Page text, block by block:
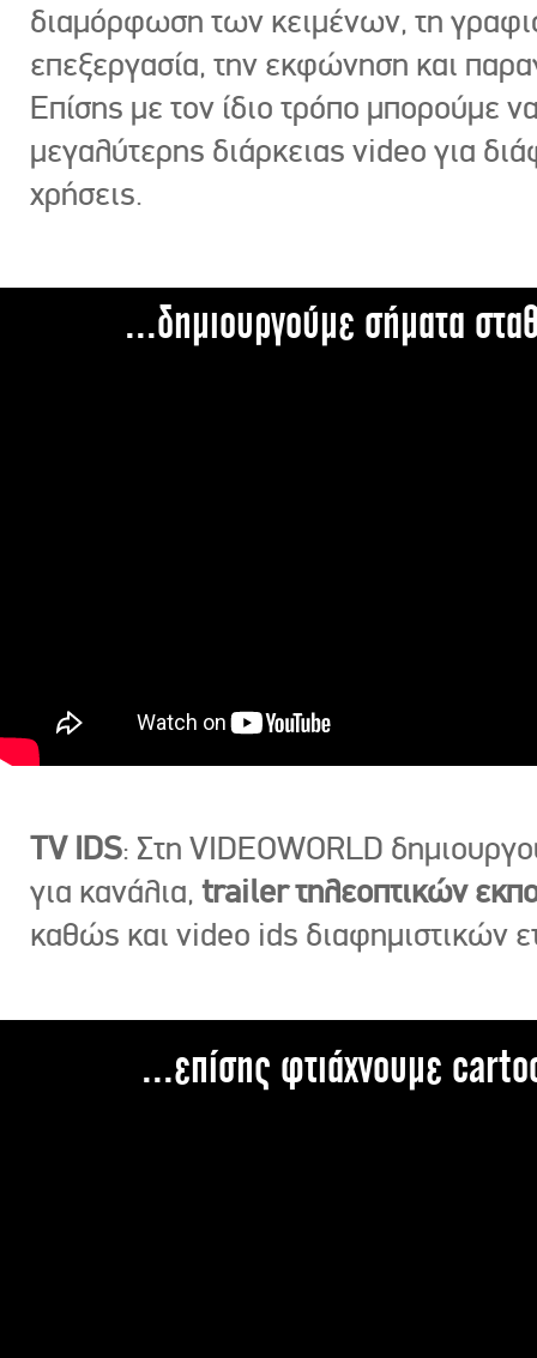
διαμόρφωση των κειμένων, τη
επεξεργασία, την εκφώνηση και
Επίσης με τον ίδιο τρόπο μπορούμε
μεγαλύτερης διάρκειας video για
χρήσεις.
...δημιουργούμε σήματα
TV IDS: Στη VIDEOWORLD
για κανάλια, trailer τηλεοπτικών
καθώς και video ids διαφημιστικών
...επίσης φτιάχνουμε